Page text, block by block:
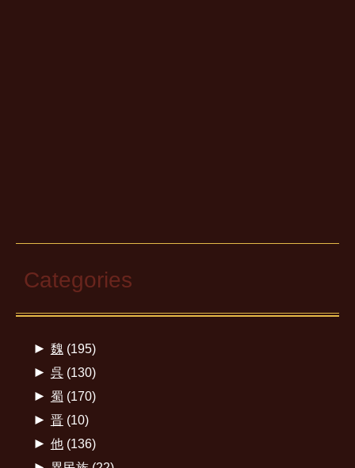
Categories
► 魏 (195)
► 呉(130)
► 蜀 (170)
► 晋(10)
► 他(136)